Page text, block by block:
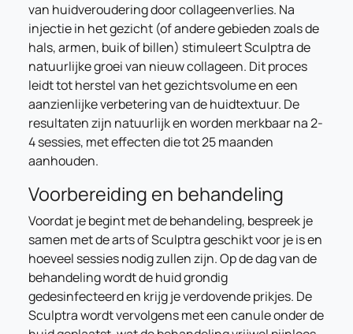
van huidveroudering door collageenverlies. Na
injectie in het gezicht (of andere gebieden zoals de
hals, armen, buik of billen) stimuleert Sculptra de
natuurlijke groei van nieuw collageen. Dit proces
leidt tot herstel van het gezichtsvolume en een
aanzienlijke verbetering van de huidtextuur. De
resultaten zijn natuurlijk en worden merkbaar na 2-
4 sessies, met effecten die tot 25 maanden
aanhouden.
Voorbereiding en behandeling
Voordat je begint met de behandeling, bespreek je
samen met de arts of Sculptra geschikt voor je is en
hoeveel sessies nodig zullen zijn. Op de dag van de
behandeling wordt de huid grondig
gedesinfecteerd en krijg je verdovende prikjes. De
Sculptra wordt vervolgens met een canule onder de